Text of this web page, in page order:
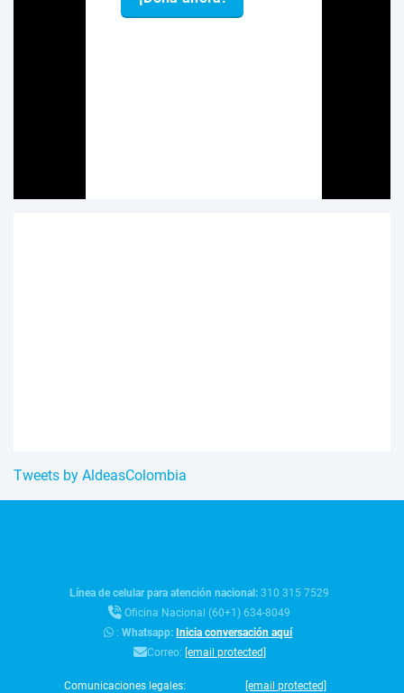
Tweets by AldeasColombia
Línea de celular para atención nacional:310 315 7529
Oficina Nacional (60+1) 634-8049
:Whatsapp:Inicia conversación aquí
Correo: [email protected]
Comunicaciones legales: [email protected]